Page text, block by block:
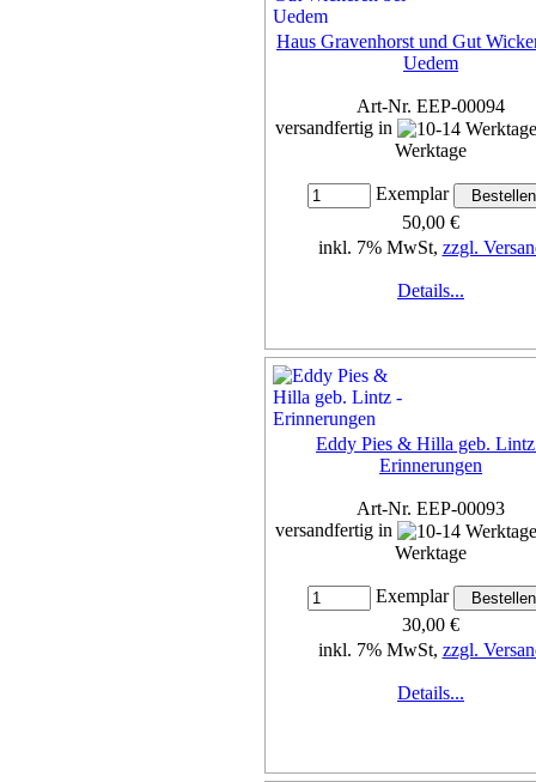
Haus Gravenhorst und Gut
Uedem
Art-Nr. EEP-00094
versandfertig in
Werktage
Exemplar
50,00 €
inkl. 7% MwSt, zzgl.
Details...
Eddy Pies & Hilla geb.
Erinnerungen
Art-Nr. EEP-00093
versandfertig in
Werktage
Exemplar
30,00 €
inkl. 7% MwSt, zzgl.
Details...